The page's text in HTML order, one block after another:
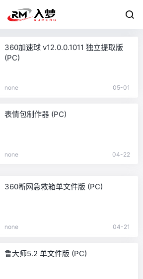
360加速球 v12.0.0.1011 独立提取版
(PC)
none 05-01
表情包制作器 (PC)
none 04-22
360断网急救箱单文件版 (PC)
none 04-21
鲁大师5.2 单文件版 (PC)